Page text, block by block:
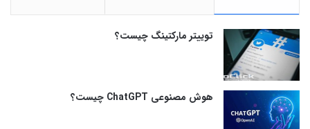
توییتر مارکتینگ چیست؟
هوش مصنوعی ChatGPT چیست؟